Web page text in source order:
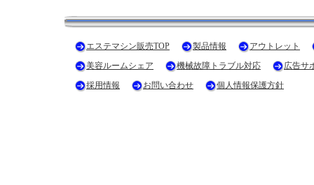
エステマシン販売TOP 製品情報
アウトレット
美容ルームシェア
機械故障トラブル対応
広告サ
採用情報
お問い合わせ 個人情報保護方針